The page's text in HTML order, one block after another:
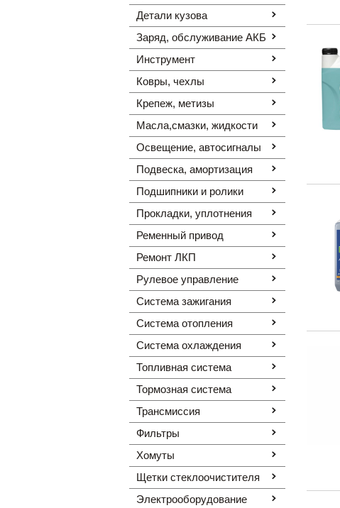
Детали кузова
Заряд, обслуживание АКБ
Инструмент
Ковры, чехлы
Крепеж, метизы
Масла,смазки, жидкости
Освещение, автоcигналы
Подвеска, амортизация
Подшипники и ролики
Прокладки, уплотнения
Ременный привод
Ремонт ЛКП
Рулевое управление
Система зажигания
Система отопления
Система охлаждения
Топливная система
Тормозная система
Трансмиссия
Фильтры
Хомуты
Щетки стеклоочистителя
Электрооборудование